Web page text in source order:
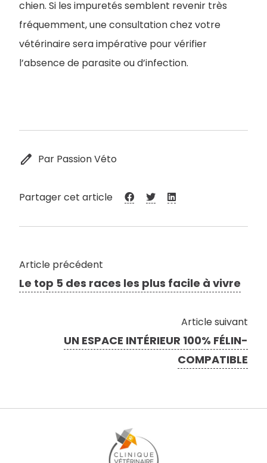
chien. Si les impuretés semblent revenir très
fréquemment, une consultation chez votre
vétérinaire sera impérative pour vérifier
l’absence de parasite ou d’infection.
edit Par Passion Véto
Partager cet article
Article précédent
Le top 5 des races les plus facile à vivre
Article suivant
UN ESPACE INTÉRIEUR 100% FÉLIN-
COMPATIBLE